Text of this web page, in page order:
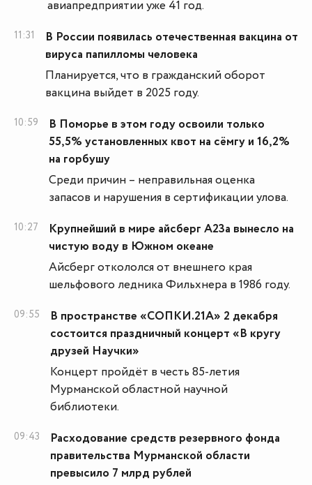
авиапредприятии уже 41 год.
11:31
В России появилась отечественная вакцина от
вируса папилломы человека
Планируется, что в гражданский оборот
вакцина выйдет в 2025 году.
10:59
В Поморье в этом году освоили только
55,5% установленных квот на сёмгу и 16,2%
на горбушу
Среди причин – неправильная оценка
запасов и нарушения в сертификации улова.
10:27
Крупнейший в мире айсберг А23а вынесло на
чистую воду в Южном океане
Айсберг откололся от внешнего края
шельфового ледника Фильхнера в 1986 году.
09:55
В пространстве «СОПКИ.21А» 2 декабря
состоится праздничный концерт «В кругу
друзей Научки»
Концерт пройдёт в честь 85-летия
Мурманской областной научной
библиотеки.
09:43
Расходование средств резервного фонда
правительства Мурманской области
превысило 7 млрд рублей